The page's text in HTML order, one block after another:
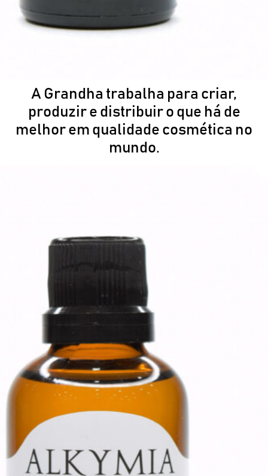
A Grandha trabalha para criar,
produzir e distribuir o que há de
melhor em qualidade cosmética no
mundo.
profissionais competentes.
Quem Somos
Franqueados
Blog
Contato
Política de
Privacidade
Políticas da
Empresa